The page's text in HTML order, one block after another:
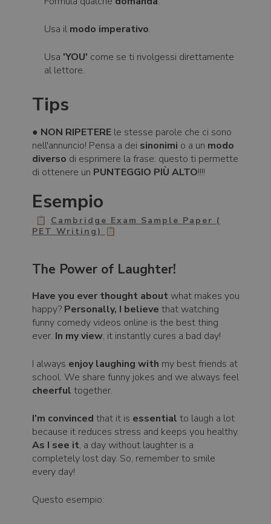
Usa il modo imperativo.
Usa 'YOU' come se ti rivolgessi direttamente
al lettore.
Tips
● NON RIPETEREle stesse parole che ci sono
nell'annuncio! Pensa a dei sinonimi o a un modo
diverso di esprimere la frase: questo ti permette
di ottenere un PUNTEGGIO PIÙ ALTO!!!!
Esempio
📋 Cambridge Exam Sample Paper (
PET Writing)
📋
The Power of Laughter!
Have you ever thought about what makes you
happy? Personally, I believe that watching
funny comedy videos online is the best thing
ever. In my view, it instantly cures a bad day!
I always enjoy laughing with my best friends at
school. We share funny jokes and we always feel
cheerful together.
I’m convinced that it is essential to laugh a lot
because it reduces stress and keeps you healthy.
As I see it, a day without laughter is a
completely lost day. So, remember to smile
every day!
Questo esempio: